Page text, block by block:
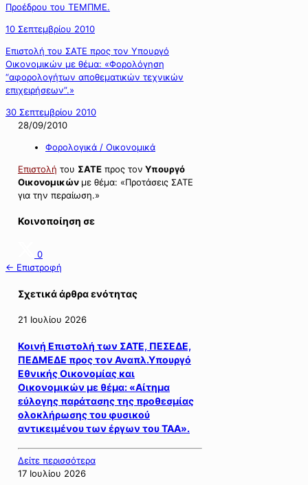
Προέδρου του ΤΕΜΠΜΕ.
10 Σεπτεμβρίου 2010
Επιστολή του ΣΑΤΕ προς τον Υπουργό
Οικονομικών με θέμα: «Φορολόγηση
“αφορολογήτων αποθεματικών τεχνικών
επιχειρήσεων”.»
30 Σεπτεμβρίου 2010
28/09/2010
Φορολογικά / Οικονομικά
Επιστολή του ΣΑΤΕ προς τον Υπουργό
Οικονομικών με θέμα: «Προτάσεις ΣΑΤΕ
για την περαίωση.»
Κοινοποίηση σε
0
← Επιστροφή
Σχετικά άρθρα ενότητας
21 Ιουλίου 2026
Κοινή Επιστολή των ΣΑΤΕ, ΠΕΣΕΔΕ,
ΠΕΔΜΕΔΕ προς τον Αναπλ.Υπουργό
Εθνικής Οικονομίας και
Οικονομικών με θέμα: «Αίτημα
εύλογης παράτασης της προθεσμίας
ολοκλήρωσης του φυσικού
αντικειμένου των έργων του ΤΑΑ».
Δείτε περισσότερα
17 Ιουλίου 2026